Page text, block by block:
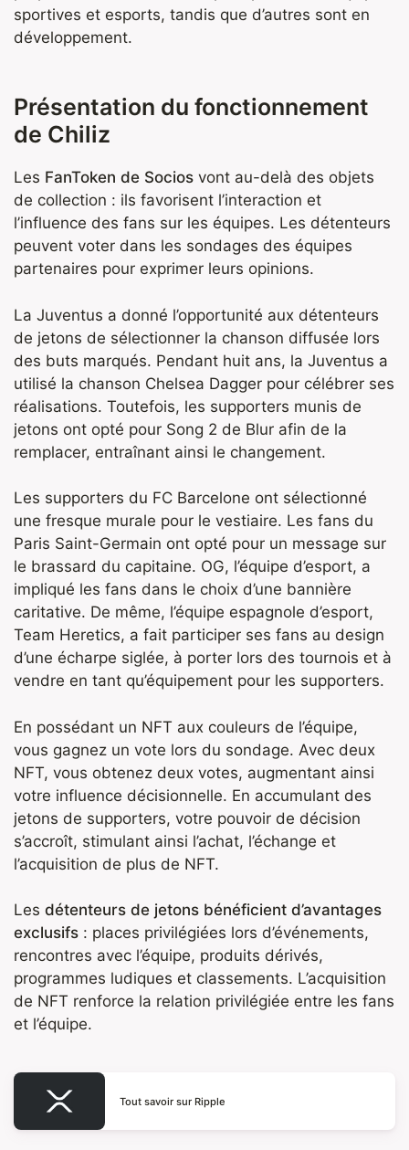
sportives et esports, tandis que d’autres sont en
développement.
Présentation du fonctionnement
de Chiliz
Les FanToken de Socios vont au-delà des objets
de collection : ils favorisent l’interaction et
l’influence des fans sur les équipes. Les détenteurs
peuvent voter dans les sondages des équipes
partenaires pour exprimer leurs opinions.
La Juventus a donné l’opportunité aux détenteurs
de jetons de sélectionner la chanson diffusée lors
des buts marqués. Pendant huit ans, la Juventus a
utilisé la chanson Chelsea Dagger pour célébrer ses
réalisations. Toutefois, les supporters munis de
jetons ont opté pour Song 2 de Blur afin de la
remplacer, entraînant ainsi le changement.
Les supporters du FC Barcelone ont sélectionné
une fresque murale pour le vestiaire. Les fans du
Paris Saint-Germain ont opté pour un message sur
le brassard du capitaine. OG, l’équipe d’esport, a
impliqué les fans dans le choix d’une bannière
caritative. De même, l’équipe espagnole d’esport,
Team Heretics, a fait participer ses fans au design
d’une écharpe siglée, à porter lors des tournois et à
vendre en tant qu’équipement pour les supporters.
En possédant un NFT aux couleurs de l’équipe,
vous gagnez un vote lors du sondage. Avec deux
NFT, vous obtenez deux votes, augmentant ainsi
votre influence décisionnelle. En accumulant des
jetons de supporters, votre pouvoir de décision
s’accroît, stimulant ainsi l’achat, l’échange et
l’acquisition de plus de NFT.
Les détenteurs de jetons bénéficient d’avantages
exclusifs : places privilégiées lors d’événements,
rencontres avec l’équipe, produits dérivés,
programmes ludiques et classements. L’acquisition
de NFT renforce la relation privilégiée entre les fans
et l’équipe.
Tout savoir sur Ripple